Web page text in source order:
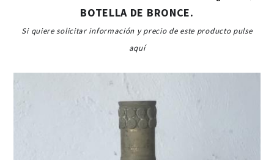
BOTELLA DE BRONCE.
Si quiere solicitar información y precio de este producto pulse
aquí